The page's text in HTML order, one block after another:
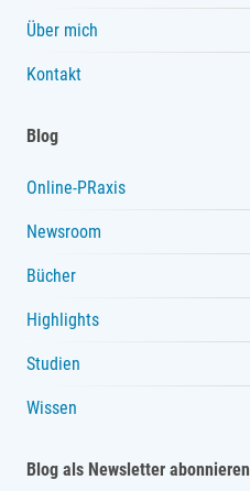
Über mich
Kontakt
Blog
Online-PRaxis
Newsroom
Bücher
Highlights
Studien
Wissen
Blog als Newsletter abonnieren